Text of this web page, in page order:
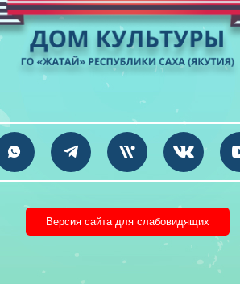
Версия сайта для слабовидящих